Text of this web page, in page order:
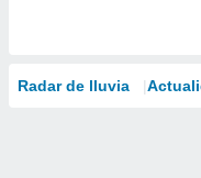
Radar de lluvia